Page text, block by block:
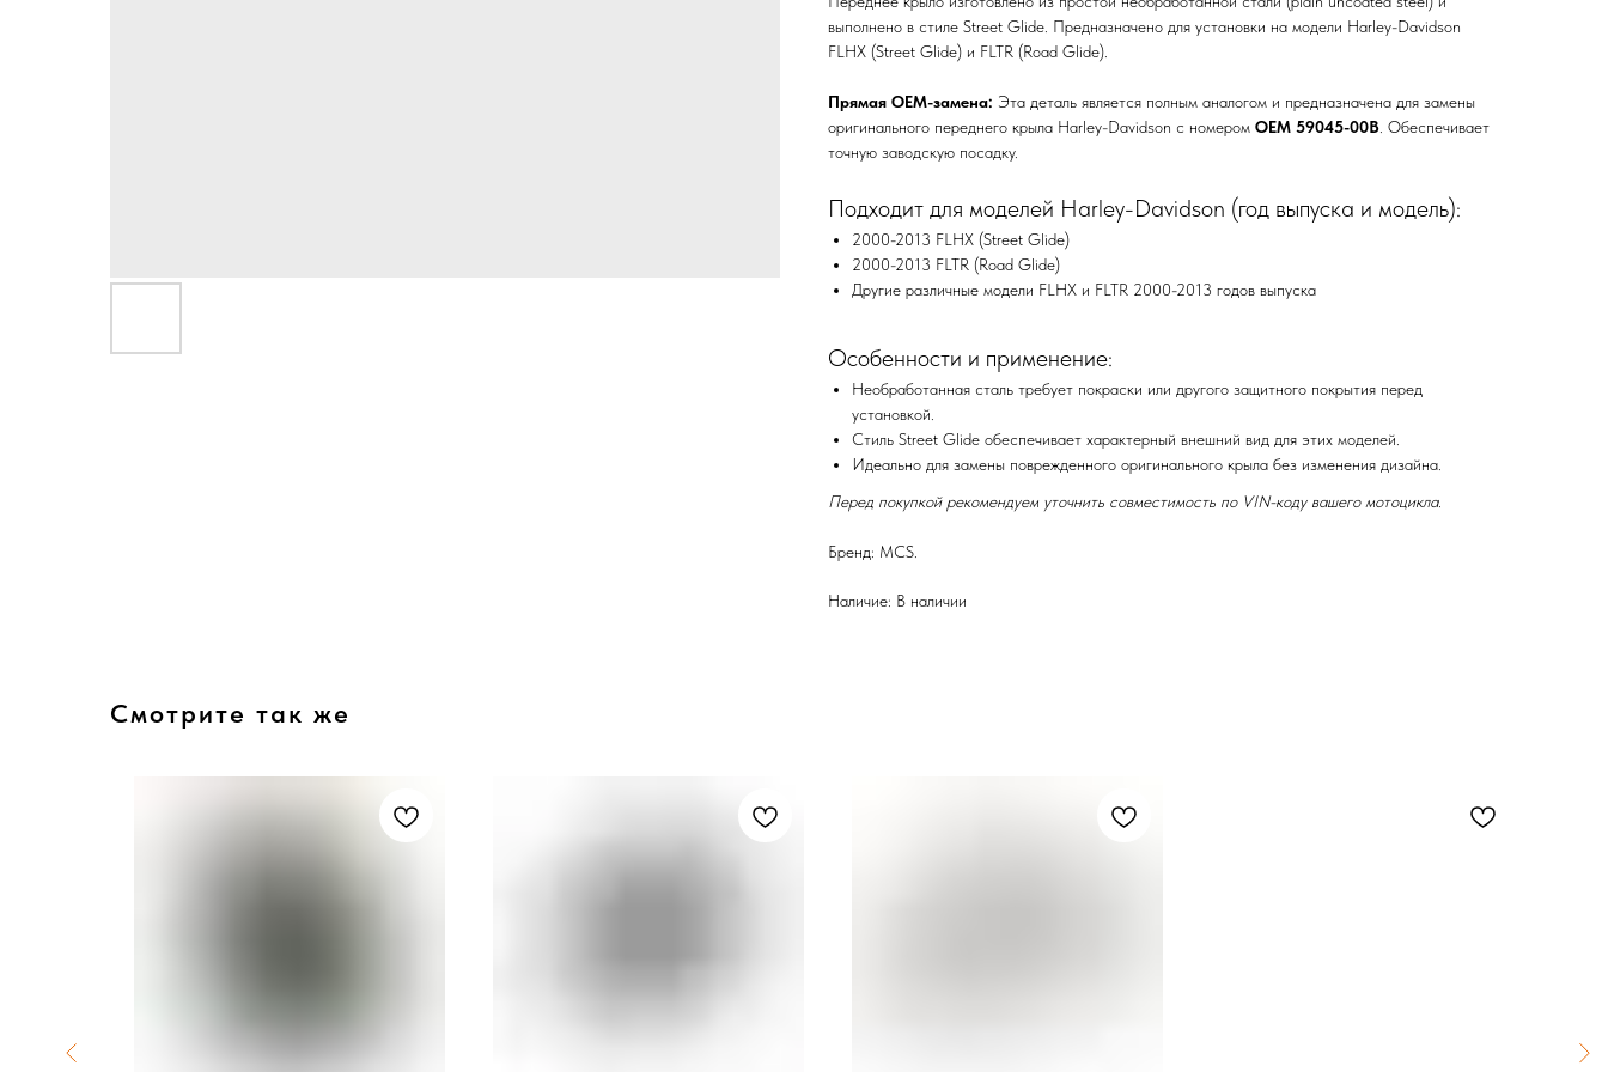
выполнено в стиле Street Glide. Предназначено для установки на модели Harley-Davidson
FLHX (Street Glide) и FLTR (Road Glide).
Прямая OEM-замена: Эта деталь является полным аналогом и предназначена для замены
оригинального переднего крыла Harley-Davidson с номером OEM 59045-00B . Обеспечивает
точную заводскую посадку.
Подходит для моделей Harley-Davidson (год выпуска и модель):
2000-2013 FLHX (Street Glide)
2000-2013 FLTR (Road Glide)
Другие различные модели FLHX и FLTR 2000-2013 годов выпуска
Особенности и применение:
Необработанная сталь требует покраски или другого защитного покрытия перед
установкой.
Стиль Street Glide обеспечивает характерный внешний вид для этих моделей.
Идеально для замены поврежденного оригинального крыла без изменения дизайна.
Перед покупкой рекомендуем уточнить совместимость по VIN-коду вашего мотоцикла.
Бренд: MCS.
Наличие: В наличии
Смотрите так же